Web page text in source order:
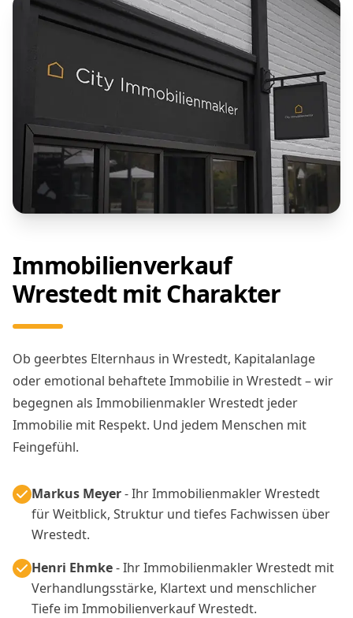
Immobilienverkauf
Wrestedt mit Charakter
Ob geerbtes Elternhaus in Wrestedt, Kapitalanlage
oder emotional behaftete Immobilie in Wrestedt – wir
begegnen als Immobilienmakler Wrestedt jeder
Immobilie mit Respekt. Und jedem Menschen mit
Feingefühl.
Markus Meyer- Ihr Immobilienmakler Wrestedt
für Weitblick, Struktur und tiefes Fachwissen über
Wrestedt.
Henri Ehmke- Ihr Immobilienmakler Wrestedt mit
Verhandlungsstärke, Klartext und menschlicher
Tiefe im Immobilienverkauf Wrestedt.